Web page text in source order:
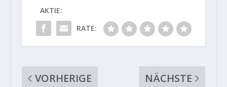
AKTIE:
RATE:
VORHERIGE
NÄCHSTE